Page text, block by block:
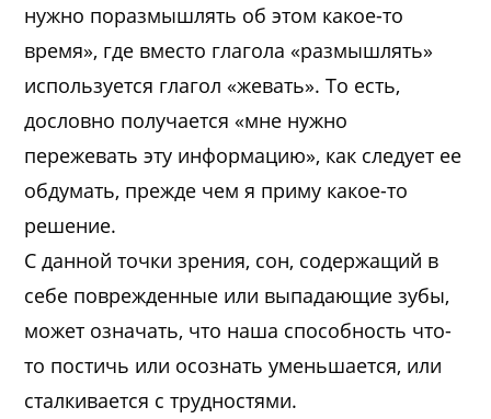
нужно поразмышлять об этом какое-то
время», где вместо глагола «размышлять»
используется глагол «жевать». То есть,
дословно получается «мне нужно
пережевать эту информацию», как следует ее
обдумать, прежде чем я приму какое-то
решение.
С данной точки зрения, сон, содержащий в
себе поврежденные или выпадающие зубы,
может означать, что наша способность что-
то постичь или осознать уменьшается, или
сталкивается с трудностями.